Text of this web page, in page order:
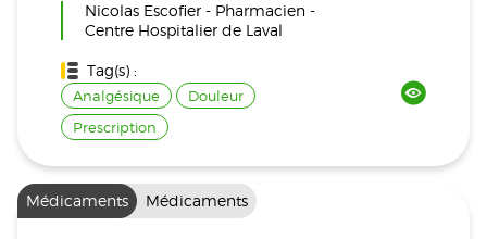
Nicolas Escofier - Pharmacien -
Centre Hospitalier de Laval
Tag(s) :
Analgésique
Douleur
Prescription
Médicaments Médicaments